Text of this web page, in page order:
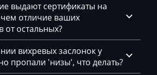
выдают сертификаты на
отличие ваших
от остальных?
вихревых заслонок у
пропали 'низы', что делать?